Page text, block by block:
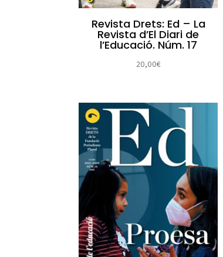
Revista Drets: Ed – La
Revista d’El Diari de
l’Educació. Núm. 17
20,00€